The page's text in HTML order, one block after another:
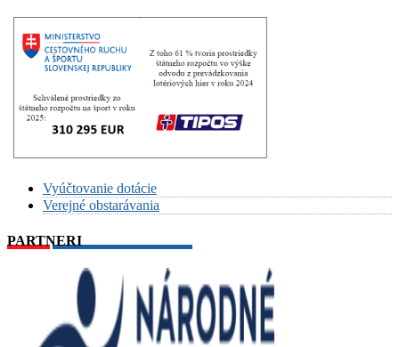
Vyúčtovanie dotácie
Verejné obstarávania
PARTNERI